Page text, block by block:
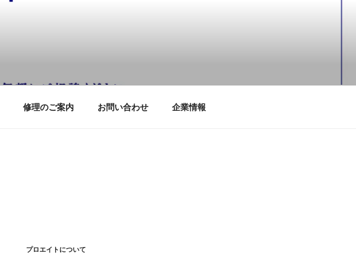
修理のご案内 お問い合わせ 企業情報
プロエイトについて